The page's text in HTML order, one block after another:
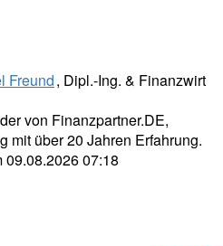
Freund, Dipl.-Ing. & Finanzwirt
von Finanzpartner.DE,
mit über 20 Jahren Erfahrung.
07:18